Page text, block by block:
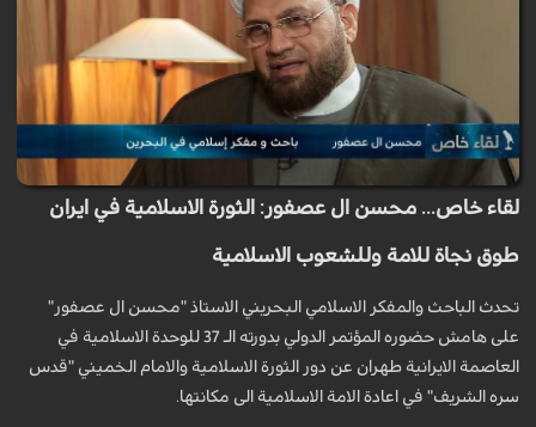
لقاء خاص... محسن ال عصفور: الثورة الاسلامية في ايران
طوق نجاة للامة وللشعوب الاسلامية
تحدث الباحث والمفكر الاسلامي البحريني الاستاذ "محسن ال عصفور"
على هامش حضوره المؤتمر الدولي بدورته الـ 37 للوحدة الاسلامية في
العاصمة الايرانية طهران عن دور الثورة الاسلامية والامام الخميني "قدس
سره الشريف" في اعادة الامة الاسلامية الى مكانتها.